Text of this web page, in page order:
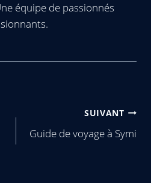
équipe de passionnés
SUIVANT
Guide de voyage à Symi